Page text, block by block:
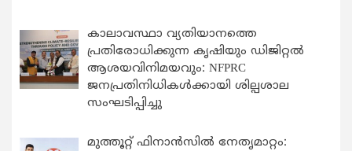
കാലാവസ്ഥാ വ്യതിയാനത്തെ
പ്രതിരോധിക്കുന്ന കൃഷിയും ഡിജിറ്റൽ
ആശയവിനിമയവും: NFPRC
ജനപ്രതിനിധികൾക്കായി ശില്പശാല
സംഘടിപ്പിച്ചു
മുത്തൂറ്റ് ഫിനാൻസിൽ നേതൃമാറ്റം: